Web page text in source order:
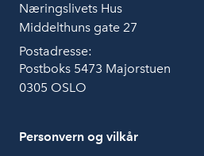
Næringslivets Hus
Middelthuns gate 27
Postadresse:
Postboks 5473 Majorstuen
0305 OSLO
Personvern og vilkår